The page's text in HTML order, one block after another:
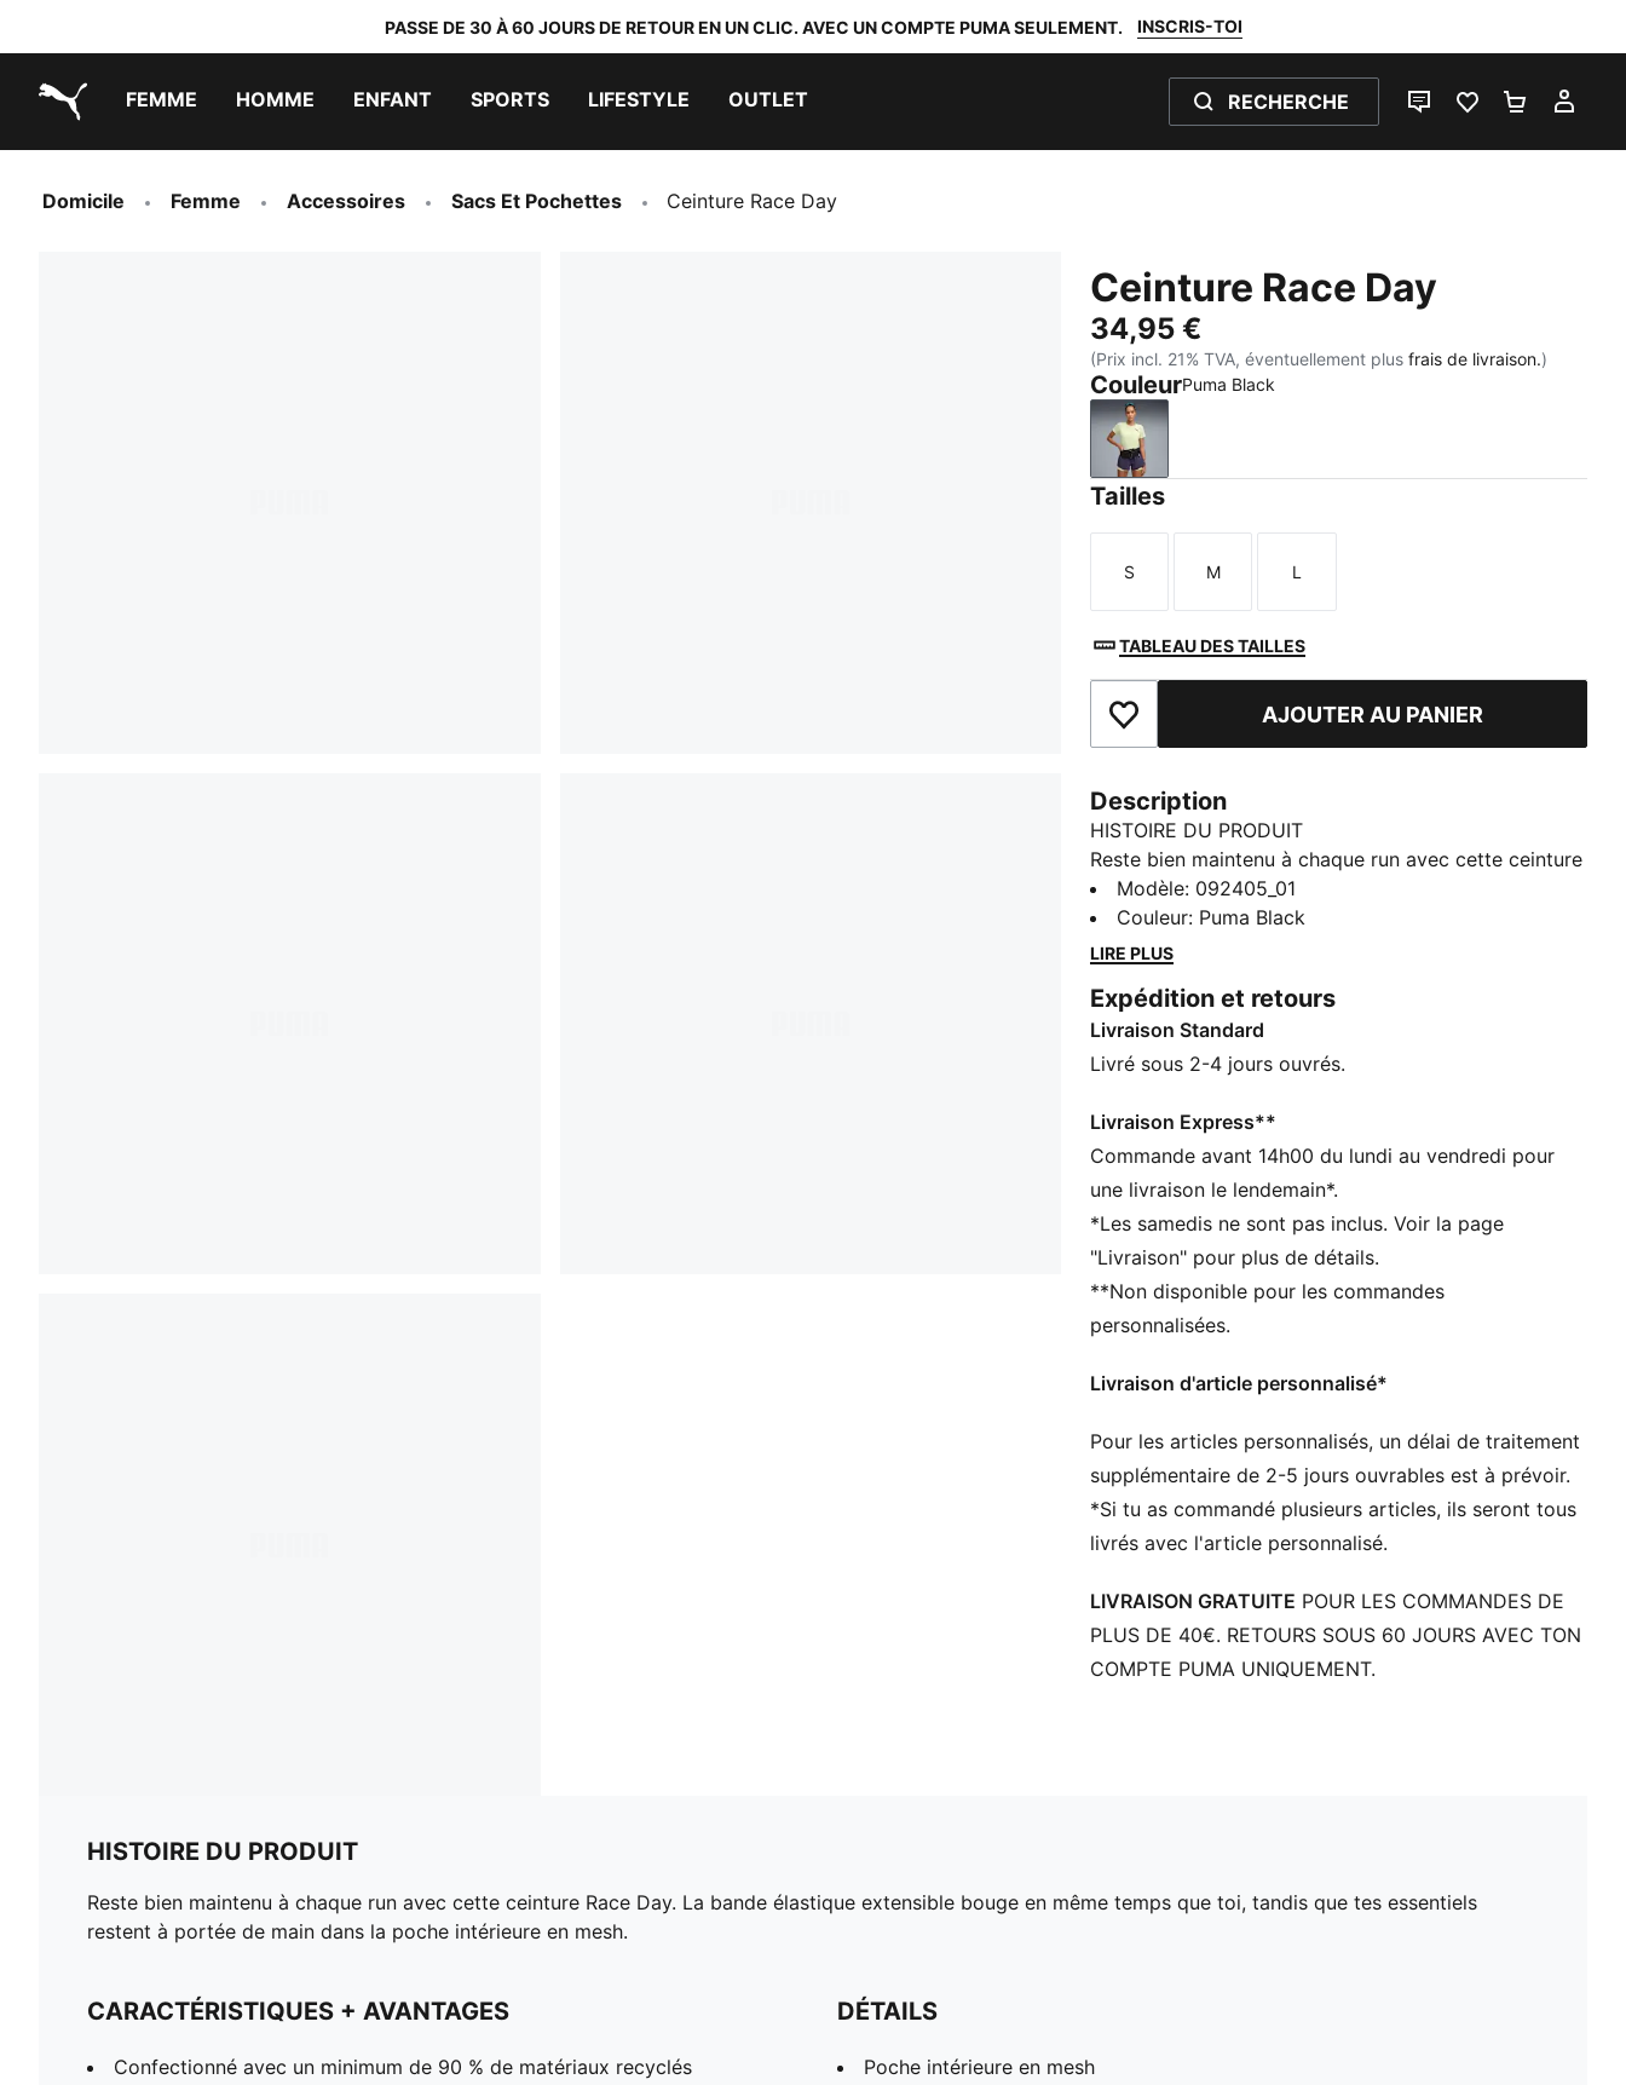
PASSE DE 30 À 60 JOURS DE RETOUR EN UN CLIC. AVEC UN COMPTE PUMA SEULEMENT. INSCRIS-TOI
FEMME HOMME ENFANT SPORTS LIFESTYLE OUTLET RECHERCHE
LIVE CHATFAVORIS 0PANIER 0
Domicile Femme Accessoires Sacs Et Pochettes Ceinture Race Day
Ceinture Race Day
34,95 €
(Prix incl. 21% TVA, éventuellement plusfrais de livraison.)
CouleurPuma Black
Puma Black
Tailles
Taille
S
Taille
M
Taille
L
TABLEAU DES TAILLES
Ajouter aux favorisAJOUTER AU PANIER
Description
HISTOIRE DU PRODUIT
Reste bien maintenu à chaque run avec cette ceinture
Race Day. La bande élastique extensible bouge en
même temps que toi, tandis que tes essentiels restent
à portée de main dans la poche intérieure en mesh.
Confectionné avec un minimum de 90 % de matériaux
recyclés
DÉTAILS
Matière extensible
Bande élastique offrant un rangement supplémentaire
Dimensions : H12cm x L50cm
Modèle: 092405_01
Couleur: Puma Black
LIRE PLUS
Expédition et retours
Livraison Standard
Livré sous 2-4 jours ouvrés.
Livraison Express**
Commande avant 14h00 du lundi au vendredi pour
une livraison le lendemain*.
*Les samedis ne sont pas inclus. Voir la page
"Livraison" pour plus de détails.
**Non disponible pour les commandes
personnalisées.
Livraison d'article personnalisé*
Pour les articles personnalisés, un délai de traitement
supplémentaire de 2-5 jours ouvrables est à prévoir.
*Si tu as commandé plusieurs articles, ils seront tous
livrés avec l'article personnalisé.
LIVRAISON GRATUITE POUR LES COMMANDES DE
PLUS DE 40€. RETOURS SOUS 60 JOURS AVEC TON
COMPTE PUMA UNIQUEMENT.
HISTOIRE DU PRODUIT
Reste bien maintenu à chaque run avec cette ceinture Race Day. La bande élastique extensible bouge en même temps que toi, tandis que tes essentiels
restent à portée de main dans la poche intérieure en mesh.
CARACTÉRISTIQUES + AVANTAGES
Confectionné avec un minimum de 90 % de matériaux recyclés
DÉTAILS
Poche intérieure en mesh